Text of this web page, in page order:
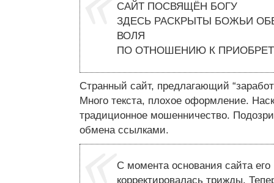
САЙТ ПОСВЯЩЁН БОГУ
ЗДЕСЬ РАСКРЫТЫ БОЖЬИ
ВОЛЯ
ПО ОТНОШЕНИЮ К
Странный сайт, предлагающий
Много текста, плохое оформление.
традиционное мошенничество.
обмена ссылками.
С момента основания сайта его
корректировалась трижды.